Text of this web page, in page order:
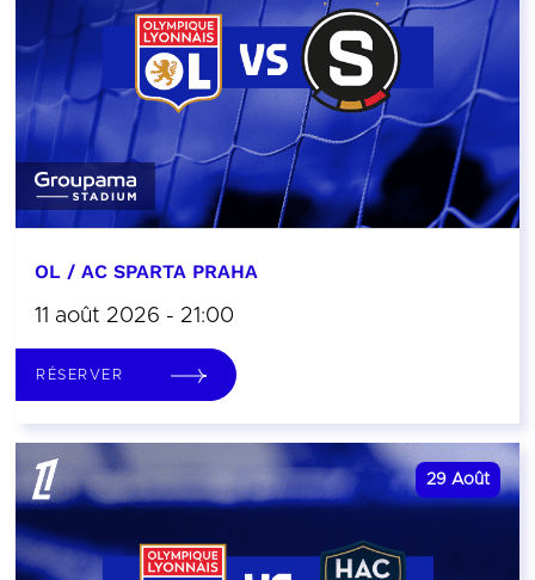
OL / AC SPARTA PRAHA
11 août 2026 - 21:00
RÉSERVER
29 Août